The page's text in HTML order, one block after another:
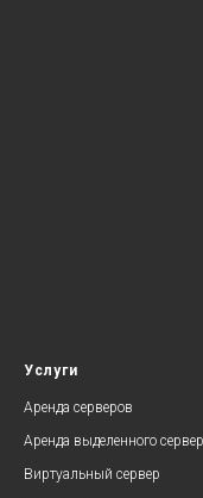
Услуги
Аренда серверов
Аренда выделенного
Виртуальный сервер